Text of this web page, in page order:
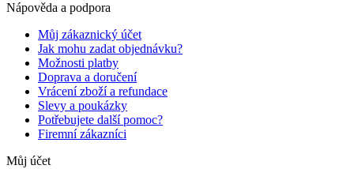
Nápověda a podpora
Můj zákaznický účet
Jak mohu zadat objednávku?
Možnosti platby
Doprava a doručení
Vrácení zboží a refundace
Slevy a poukázky
Potřebujete další pomoc?
Firemní zákazníci
Můj účet